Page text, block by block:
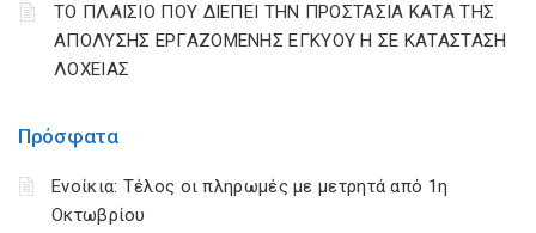
Πρόσφατα
Ενοίκια: Τέλος οι πληρωμές με μετρητά από 1η
Οκτωβρίου
ΤΟ ΠΛΑΙΣΙΟ ΠΟΥ ΔΙΕΠΕΙ ΤΗΝ ΠΡΟΣΤΑΣΙΑ ΚΑΤΑ ΤΗΣ
ΑΠΟΛΥΣΗΣ ΕΡΓΑΖΟΜΕΝΗΣ ΕΓΚΥΟΥ Η ΣΕ ΚΑΤΑΣΤΑΣΗ
ΛΟΧΕΙΑΣ